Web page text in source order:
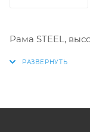
Рама STEEL,